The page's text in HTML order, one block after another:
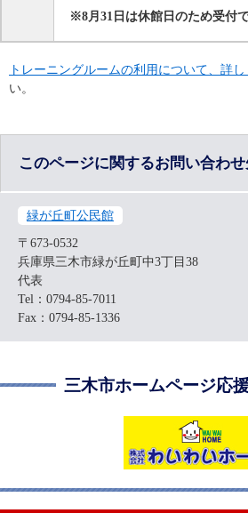
※8月31日は休館日のため受付で
トレーニングルームの利用について、詳
い。
このページに関するお問い合わ
緑が丘町公民館
〒673-0532
兵庫県三木市緑が丘町中3丁目38
代表
Tel：0794-85-7011
Fax：0794-85-1336
三木市ホームページ応